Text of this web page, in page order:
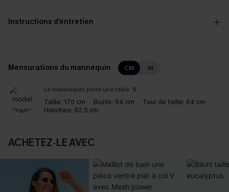
Instructions d’entretien
Mensurations du mannequin CM IN
Le mannequin porte une taille: S
Taille: 170 cm Buste: 84 cm Tour de taille: 64 cm
Hanches: 92.5 cm
ACHETEZ‑LE AVEC